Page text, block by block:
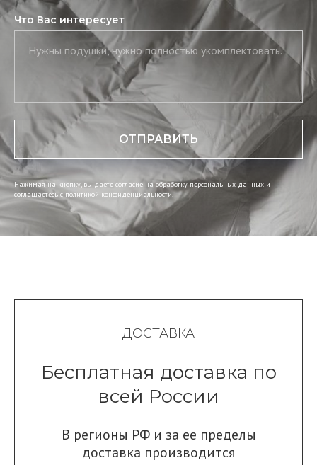
Что Вас интересует
Нужны подушки, нужно полностью укомплектовать постель, нужны скатерть и салфетки
ОТПРАВИТЬ
Нажимая на кнопку, вы даете согласие на обработку персональных данных и
соглашаетесь c политикой конфиденциальности.
ДОСТАВКА
Бесплатная доставка по
всей России
В регионы РФ и за ее пределы
доставка производится